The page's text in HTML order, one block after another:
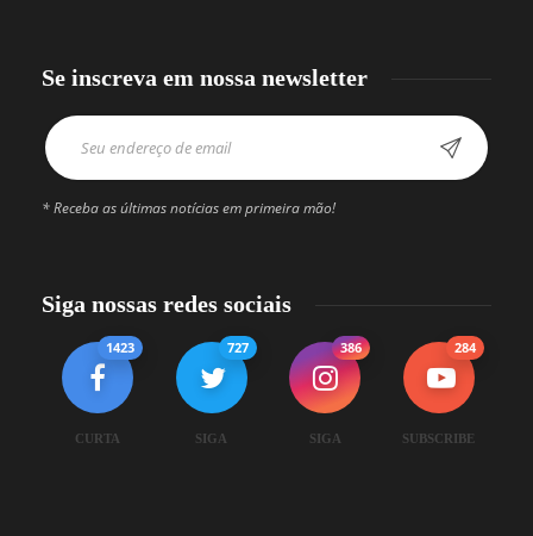
Se inscreva em nossa newsletter
* Receba as últimas notícias em primeira mão!
Siga nossas redes sociais
1423
CURTA
727
SIGA
386
SIGA
284
SUBSCRIBE